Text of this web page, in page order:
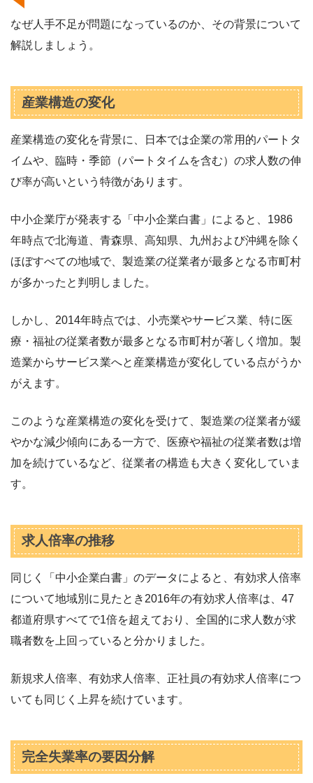
なぜ人手不足が問題になっているのか、その背景について
解説しましょう。
産業構造の変化
産業構造の変化を背景に、日本では企業の常用的パートタ
イムや、臨時・季節（パートタイムを含む）の求人数の伸
び率が高いという特徴があります。
中小企業庁が発表する「中小企業白書」によると、1986
年時点で北海道、青森県、高知県、九州および沖縄を除く
ほぼすべての地域で、製造業の従業者が最多となる市町村
が多かったと判明しました。
しかし、2014年時点では、小売業やサービス業、特に医
療・福祉の従業者数が最多となる市町村が著しく増加。製
造業からサービス業へと産業構造が変化している点がうか
がえます。
このような産業構造の変化を受けて、製造業の従業者が緩
やかな減少傾向にある一方で、医療や福祉の従業者数は増
加を続けているなど、従業者の構造も大きく変化していま
す。
求人倍率の推移
同じく「中小企業白書」のデータによると、有効求人倍率
について地域別に見たとき2016年の有効求人倍率は、47
都道府県すべてで1倍を超えており、全国的に求人数が求
職者数を上回っていると分かりました。
新規求人倍率、有効求人倍率、正社員の有効求人倍率につ
いても同じく上昇を続けています。
完全失業率の要因分解